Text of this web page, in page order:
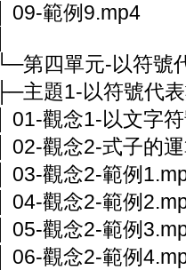
│ 09-範例9.mp4
└─第四單元-以符號
├─主題1-以符號代
│ 01-觀念1-以文字
│ 02-觀念2-式子的
│ 03-觀念2-範例
│ 04-觀念2-範例
│ 05-觀念2-範例
│ 06-觀念2-範例